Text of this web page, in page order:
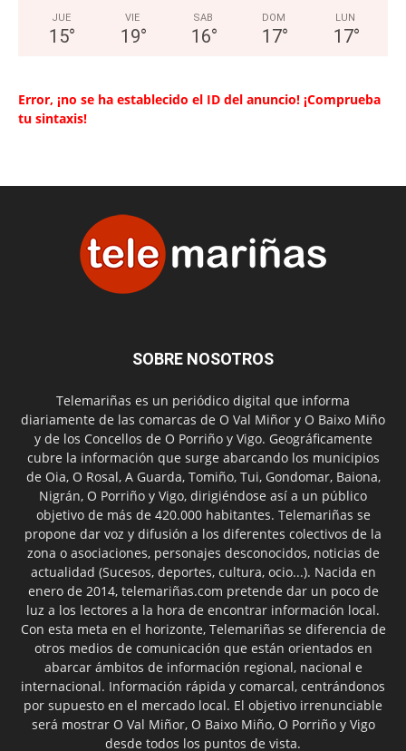
JUE
15°
VIE
19°
SAB
16°
DOM
17°
LUN
17°
Error, ¡no se ha establecido el ID del anuncio! ¡Comprueba
tu sintaxis!
SOBRE NOSOTROS
Telemariñas es un periódico digital que informa
diariamente de las comarcas de O Val Miñor y O Baixo Miño
y de los Concellos de O Porriño y Vigo. Geográficamente
cubre la información que surge abarcando los municipios
de Oia, O Rosal, A Guarda, Tomiño, Tui, Gondomar, Baiona,
Nigrán, O Porriño y Vigo, dirigiéndose así a un público
objetivo de más de 420.000 habitantes. Telemariñas se
propone dar voz y difusión a los diferentes colectivos de la
zona o asociaciones, personajes desconocidos, noticias de
actualidad (Sucesos, deportes, cultura, ocio...). Nacida en
enero de 2014, telemariñas.com pretende dar un poco de
luz a los lectores a la hora de encontrar información local.
Con esta meta en el horizonte, Telemariñas se diferencia de
otros medios de comunicación que están orientados en
abarcar ámbitos de información regional, nacional e
internacional. Información rápida y comarcal, centrándonos
por supuesto en el mercado local. El objetivo irrenunciable
será mostrar O Val Miñor, O Baixo Miño, O Porriño y Vigo
desde todos los puntos de vista.